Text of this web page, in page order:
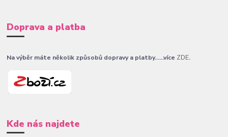
Doprava a platba
Na výběr máte několik způsobů dopravy a platby......více ZDE.
Kde nás najdete